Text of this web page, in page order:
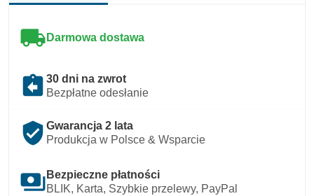
local_shipping Darmowa dostawa
assignment_return 30 dni na zwrot
Bezpłatne odesłanie
verified_user Gwarancja 2 lata
Produkcja w Polsce & Wsparcie
payments Bezpieczne płatności
BLIK, Karta, Szybkie przelewy, PayPal